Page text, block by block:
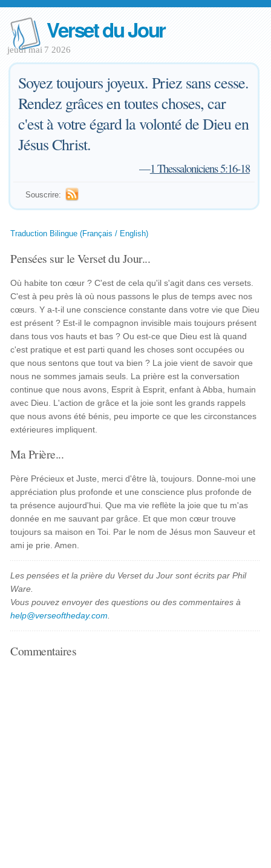
Verset du Jour
jeudi mai 7 2026
Soyez toujours joyeux. Priez sans cesse.
Rendez grâces en toutes choses, car
c'est à votre égard la volonté de Dieu en
Jésus Christ.
—1 Thessaloniciens 5:16-18
Souscrire:
Traduction Bilingue (Français / English)
Pensées sur le Verset du Jour...
Où habite ton cœur ? C'est de cela qu'il s'agit dans ces versets.
C'est à peu près là où nous passons le plus de temps avec nos
cœurs. Y a-t-il une conscience constante dans votre vie que Dieu
est présent ? Est-il le compagnon invisible mais toujours présent
dans tous vos hauts et bas ? Ou est-ce que Dieu est là quand
c'est pratique et est parti quand les choses sont occupées ou
que nous sentons que tout va bien ? La joie vient de savoir que
nous ne sommes jamais seuls. La prière est la conversation
continue que nous avons, Esprit à Esprit, enfant à Abba, humain
avec Dieu. L'action de grâce et la joie sont les grands rappels
que nous avons été bénis, peu importe ce que les circonstances
extérieures impliquent.
Ma Prière...
Père Précieux et Juste, merci d'être là, toujours. Donne-moi une
appréciation plus profonde et une conscience plus profonde de
ta présence aujourd'hui. Que ma vie reflète la joie que tu m'as
donnée en me sauvant par grâce. Et que mon cœur trouve
toujours sa maison en Toi. Par le nom de Jésus mon Sauveur et
ami je prie. Amen.
Les pensées et la prière du Verset du Jour sont écrits par Phil
Ware.
Vous pouvez envoyer des questions ou des commentaires à
help@verseoftheday.com
Commentaires